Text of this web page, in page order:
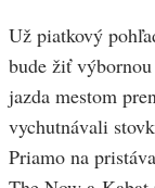
Už piatkový
bude žiť
jazda mestom
vychutnávali
Priamo na